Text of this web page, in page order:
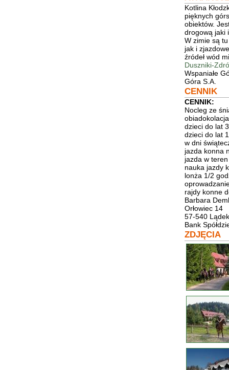
Kotlina
pięknych
obiektów.
drogową jaki
W zimie są
jak i
źródeł wód
Duszniki-
Wspaniałe
Góra S.A.
CENNIK
CENNIK:
Nocleg ze
dzieci do lat
dzieci do lat
w dni
jazda konna
jazda w
nauka jazdy
lonża 1/2
rajdy konne
Barbara
Orłowiec 14
57-540
Bank
ZDJĘCIA